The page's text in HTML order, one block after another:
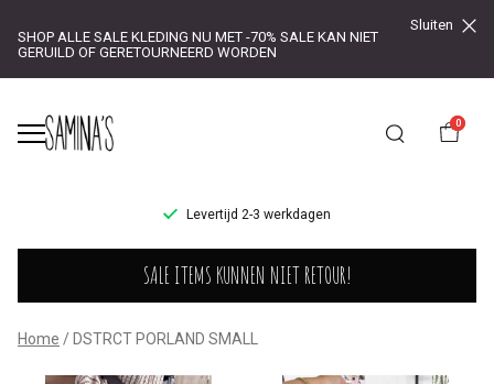
SHOP ALLE SALE KLEDING NU MET -70% SALE KAN NIET
GERUILD OF GERETOURNEERD WORDEN
Sluiten
0
Levertijd 2-3 werkdagen
DSTRCT
PORLAND
SMALL
SALE ITEMS KUNNEN NIET RETOUR!
Home DSTRCT PORLAND SMALL